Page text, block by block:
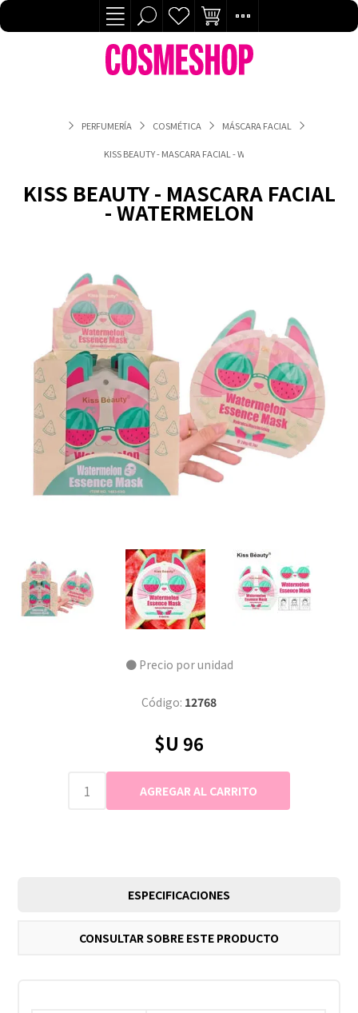
PERFUMERÍA COSMÉTICA MÁSCARA FACIAL
KISS BEAUTY - MASCARA FACIAL - WATERMELON
KISS BEAUTY - MASCARA FACIAL
- WATERMELON
● Precio por unidad
Código: 12768
$U 96
ESPECIFICACIONES
CONSULTAR SOBRE ESTE PRODUCTO